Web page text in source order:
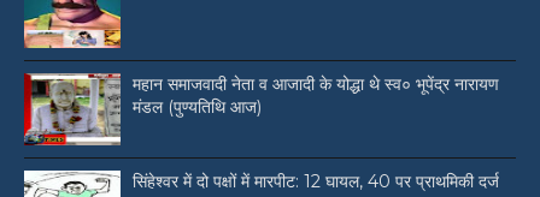
महान समाजवादी नेता व आजादी के योद्धा थे स्व० भूपेंद्र नारायण
मंडल (पुण्यतिथि आज)
सिंहेश्वर में दो पक्षों में मारपीट: 12 घायल, 40 पर प्राथमिकी दर्ज